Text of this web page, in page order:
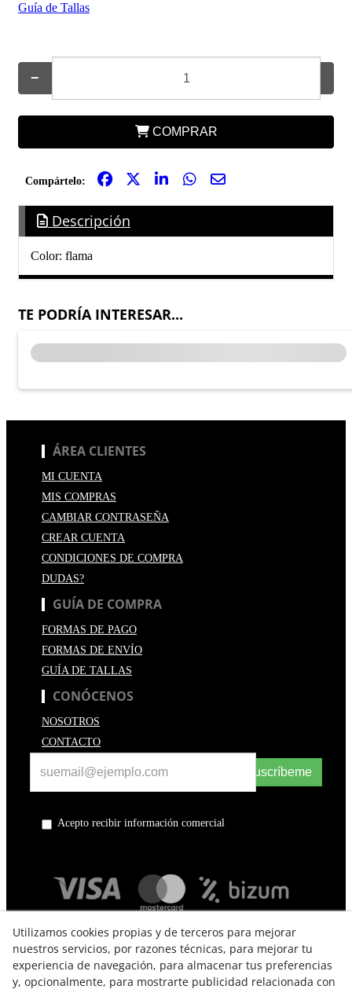
Guía de Tallas
−
COMPRAR
Compártelo:
Descripción
Color: flama
TE PODRÍA INTERESAR...
ÁREA CLIENTES
MI CUENTA
MIS COMPRAS
CAMBIAR CONTRASEÑA
CREAR CUENTA
CONDICIONES DE COMPRA
DUDAS?
GUÍA DE COMPRA
FORMAS DE PAGO
FORMAS DE ENVÍO
GUÍA DE TALLAS
CONÓCENOS
NOSOTROS
CONTACTO
Suscríbeme
Acepto recibir información comercial
Utilizamos cookies propias y de terceros para mejorar
nuestros servicios, por razones técnicas, para mejorar tu
experiencia de navegación, para almacenar tus preferencias
y, opcionalmente, para mostrarte publicidad relacionada con